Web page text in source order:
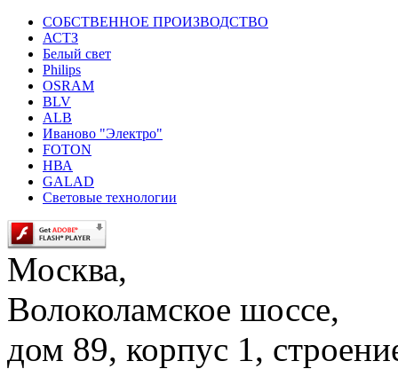
СОБСТВЕННОЕ ПРОИЗВОДСТВО
АСТЗ
Белый свет
Philips
OSRAM
BLV
ALB
Иваново "Электро"
FOTON
НВА
GALAD
Световые технологии
Москва,
Волоколамское шоссе,
дом 89, корпус 1,